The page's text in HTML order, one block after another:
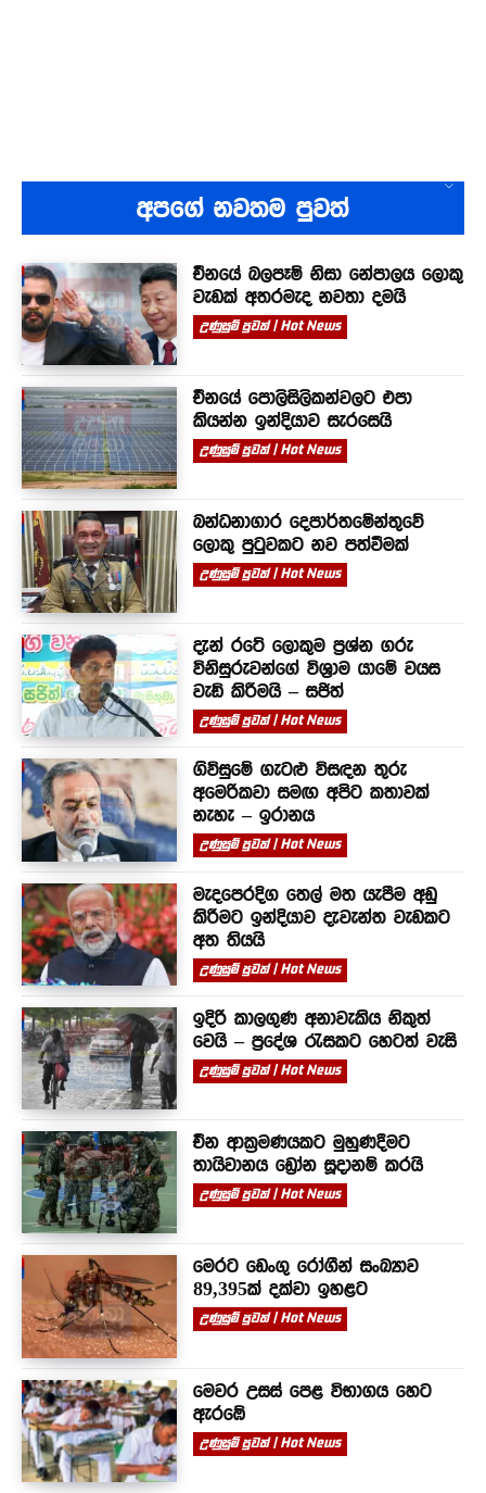
අපගේ නවතම පුවත්
චීනයේ බලපෑම් නිසා නේපාලය ලොකු
වැඩක් අතරමැද නවතා දමයි
උණුසුම් පුවත් | Hot News
චීනයේ පොලිසිලිකන්වලට එපා
කියන්න ඉන්දියාව සැරසෙයි
උණුසුම් පුවත් | Hot News
බන්ධනාගාර දෙපාර්තමේන්තුවේ
ලොකු පුටුවකට නව පත්වීමක්
උණුසුම් පුවත් | Hot News
දැන් රටේ ලොකුම ප්‍රශ්න ගරු
විනිසුරුවන්ගේ විශ්‍රාම යාමේ වයස
වැඩි කිරීමයි – සජිත්
උණුසුම් පුවත් | Hot News
ගිවිසුමේ ගැටළු විසඳන තුරු
අමෙරිකවා සමඟ අපිට කතාවක්
නැහැ – ඉරානය
උණුසුම් පුවත් | Hot News
මැදපෙරදිග තෙල් මත යැපීම අඩු
කිරීමට ඉන්දියාව දැවැන්ත වැඩකට
අත තියයි
උණුසුම් පුවත් | Hot News
ඉදිරි කාලගුණ අනාවැකිය නිකුත්
වෙයි – ප්‍රදේශ රැසකට හෙටත් වැසි
උණුසුම් පුවත් | Hot News
චීන ආක්‍රමණයකට මුහුණදීමට
තායිවානය ඩ්‍රෝන සූදානම් කරයි
උණුසුම් පුවත් | Hot News
මෙරට ඩෙංගු රෝගීන් සංඛ්‍යාව
89,395ක් දක්වා ඉහළට
උණුසුම් පුවත් | Hot News
මෙවර උසස් පෙළ විභාගය හෙට
ඇරඹේ
උණුසුම් පුවත් | Hot News